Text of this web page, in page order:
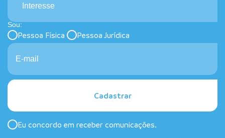
Interesse
Sou:
Pessoa Física Pessoa Jurídica
Cadastrar
Eu concordo em receber comunicações.